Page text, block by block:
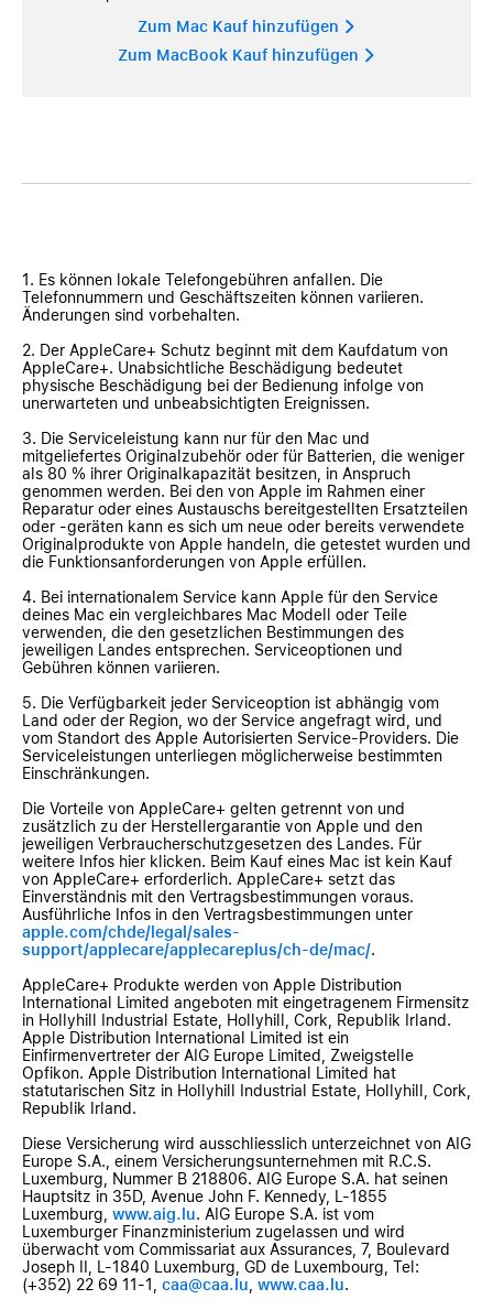
Zum Mac Kauf hinzufügen 
Zum MacBook Kauf hinzufügen 
1. Es können lokale Telefongebühren anfallen. Die
Telefonnummern und Geschäftszeiten können variieren.
Änderungen sind vorbehalten.
2. Der AppleCare+ Schutz beginnt mit dem Kaufdatum von
AppleCare+. Unabsichtliche Beschädigung bedeutet
physische Beschädigung bei der Bedienung infolge von
unerwarteten und unbeabsichtigten Ereignissen.
3. Die Serviceleistung kann nur für den Mac und
mitgeliefertes Originalzubehör oder für Batterien, die weniger
als 80 % ihrer Originalkapazität besitzen, in Anspruch
genommen werden. Bei den von Apple im Rahmen einer
Reparatur oder eines Austauschs bereitgestellten Ersatzteilen
oder ‑geräten kann es sich um neue oder bereits verwendete
Originalprodukte von Apple handeln, die getestet wurden und
die Funktionsanforderungen von Apple erfüllen.
4. Bei internationalem Service kann Apple für den Service
deines Mac ein vergleichbares Mac Modell oder Teile
verwenden, die den gesetzlichen Bestimmungen des
jeweiligen Landes entsprechen. Serviceoptionen und
Gebühren können variieren.
5. Die Verfügbarkeit jeder Serviceoption ist abhängig vom
Land oder der Region, wo der Service angefragt wird, und
vom Standort des Apple Autorisierten Service-Providers. Die
Serviceleistungen unterliegen möglicherweise bestimmten
Einschränkungen.
Die Vorteile von AppleCare+ gelten getrennt von und
zusätzlich zu der Herstellergarantie von Apple und den
jeweiligen Verbraucherschutzgesetzen des Landes. Für
weitere Infos hier klicken. Beim Kauf eines Mac ist kein Kauf
von AppleCare+ erforderlich. AppleCare+ setzt das
Einverständnis mit den Vertragsbestimmungen voraus.
Ausführliche Infos in den Vertragsbestimmungen unter
apple.com/chde/legal/sales-
support/applecare/applecareplus/ch-de/mac/.
AppleCare+ Produkte werden von Apple Distribution
International Limited angeboten mit eingetragenem Firmensitz
in Hollyhill Industrial Estate, Hollyhill, Cork, Republik Irland.
Apple Distribution International Limited ist ein
Einfirmenvertreter der AIG Europe Limited, Zweigstelle
Opfikon. Apple Distribution International Limited hat
statutarischen Sitz in Hollyhill Industrial Estate, Hollyhill, Cork,
Republik Irland.
Diese Versicherung wird ausschliesslich unterzeichnet von AIG
Europe S.A., einem Versicherungsunternehmen mit R.C.S.
Luxemburg, Nummer B 218806. AIG Europe S.A. hat seinen
Hauptsitz in 35D, Avenue John F. Kennedy, L-1855
Luxemburg, www.aig.lu. AIG Europe S.A. ist vom
Luxemburger Finanzministerium zugelassen und wird
überwacht vom Commissariat aux Assurances, 7, Boulevard
Joseph II, L-1840 Luxemburg, GD de Luxembourg, Tel:
(+352) 22 69 11-1, caa@caa.lu, www.caa.lu.